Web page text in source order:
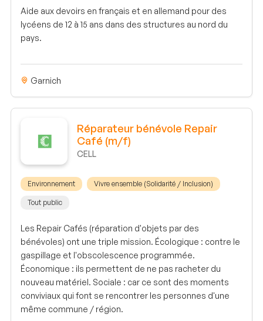
Aide aux devoirs en français et en allemand pour des
lycéens de 12 à 15 ans dans des structures au nord du
pays.
Garnich
Réparateur bénévole Repair
Café (m/f)
CELL
Environnement Vivre ensemble (Solidarité / Inclusion)
Tout public
Les Repair Cafés (réparation d'objets par des
bénévoles) ont une triple mission. Écologique : contre le
gaspillage et l'obscolescence programmée.
Économique : ils permettent de ne pas racheter du
nouveau matériel. Sociale : car ce sont des moments
conviviaux qui font se rencontrer les personnes d'une
même commune / région.